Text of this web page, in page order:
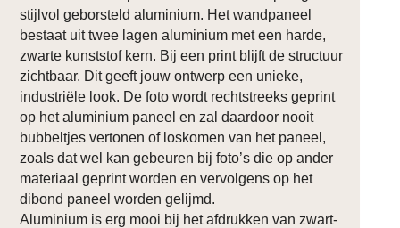
stijlvol geborsteld aluminium. Het wandpaneel
bestaat uit twee lagen aluminium met een harde,
zwarte kunststof kern. Bij een print blijft de structuur
zichtbaar. Dit geeft jouw ontwerp een unieke,
industriële look. De foto wordt rechtstreeks geprint
op het aluminium paneel en zal daardoor nooit
bubbeltjes vertonen of loskomen van het paneel,
zoals dat wel kan gebeuren bij foto’s die op ander
materiaal geprint worden en vervolgens op het
dibond paneel worden gelijmd.
Aluminium is erg mooi bij het afdrukken van zwart-